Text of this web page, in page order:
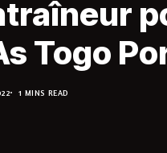
Togo
1 MINS READ